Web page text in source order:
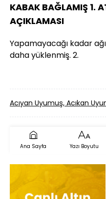
KABAK BAĞLAMIŞ 1.
AÇIKLAMASI
Yapamayacağı kadar
daha yüklenmiş. 2.
Acıyan Uyumuş, Acıkan
Ana Sayfa Yazı Boyutu